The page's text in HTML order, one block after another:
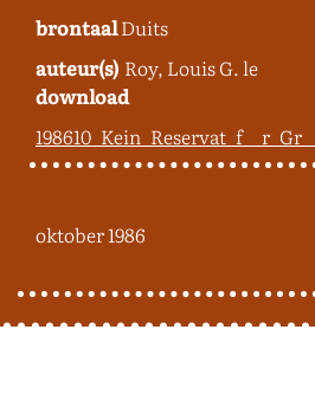
brontaalDuits
auteur(s) Roy, Louis G. le
download
oktober 1986